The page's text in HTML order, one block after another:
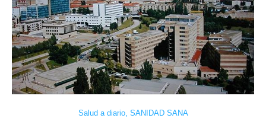
Salud a diario, SANIDAD SANA